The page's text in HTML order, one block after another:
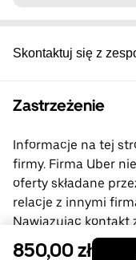
Skontaktuj się z
Zastrzeżenie
Informacje na tej
firmy. Firma Uber
oferty składane
relacje z innymi
Nawiązując kontakt
bezpośrednią
850,00 zł